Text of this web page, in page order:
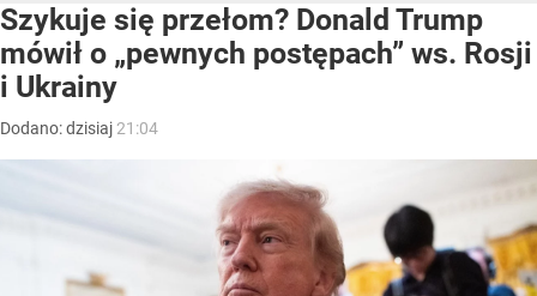
Szykuje się przełom? Donald Trump
mówił o „pewnych postępach” ws. Rosji
i Ukrainy
Dodano:dzisiaj 21:04